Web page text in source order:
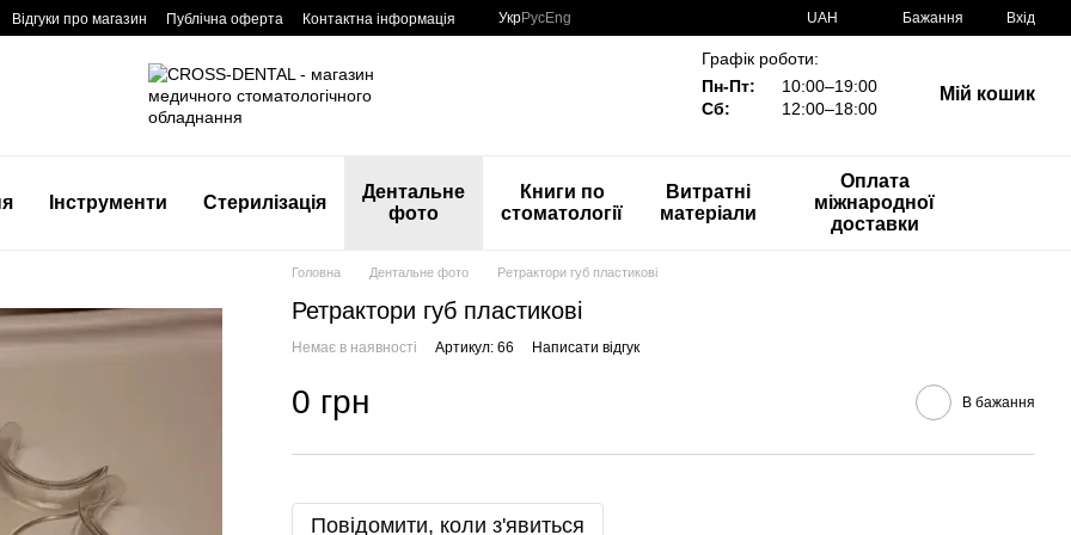
Відгуки про магазин Публічна оферта Контактна інформація УкрРусEng UAH Бажання Вхід
Графік роботи:
Пн-Пт:
10:00–19:00
Сб:
12:00–18:00
Мій кошик
Інструменти Стерилізація
Дентальне
фото
Книги по
стоматології
Витратні
матеріали
Оплата
міжнародної
доставки
Головна Дентальне фото Ретрактори губ пластикові
Ретрактори губ пластикові
Немає в наявності Артикул: 66 Написати відгук
0 грн В бажання
Повідомити, коли з'явиться